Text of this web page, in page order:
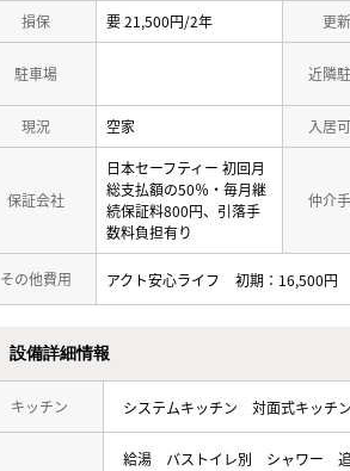
損保 要 21,500円/2年 更
駐車場 近隣
現況 空家 入居
保証会社
日本セーフティー 初回月
総支払額の50％・毎月継
続保証料800円、引落手
数料負担有り
仲介
その他費用 アクト安心ライフ 初期 16,500円
設備詳細情報
キッチン システムキッチン 対面式キッチン
給湯 バストイレ別 シャワー